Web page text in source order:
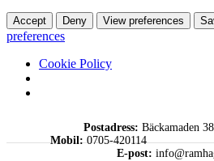
Accept Deny View preferences
preferences
Cookie Policy
Postadress: Bäckamaden
Mobil:0705-420114
E-post: